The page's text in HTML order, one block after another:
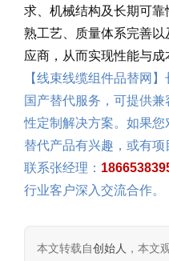
求、机械结构及长期可
熟工艺、质量体系完善
应商，从而实现性能与成
【线束线缆组件品替网
国产替代服务，可提供
性定制解决方案。如果
替代产品有兴趣，或有
联系张经理：
行业客户深入交流合作。
本文转载自创始人 ，本文